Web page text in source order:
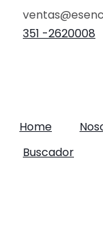
351 -2620008
Home
Buscador